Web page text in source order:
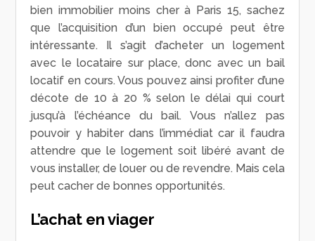
bien immobilier moins cher à Paris 15, sachez
que l’acquisition d’un bien occupé peut être
intéressante. Il s’agit d’acheter un logement
avec le locataire sur place, donc avec un bail
locatif en cours. Vous pouvez ainsi profiter d’une
décote de 10 à 20 % selon le délai qui court
jusqu’à l’échéance du bail. Vous n’allez pas
pouvoir y habiter dans l’immédiat car il faudra
attendre que le logement soit libéré avant de
vous installer, de louer ou de revendre. Mais cela
peut cacher de bonnes opportunités.
L’achat en viager